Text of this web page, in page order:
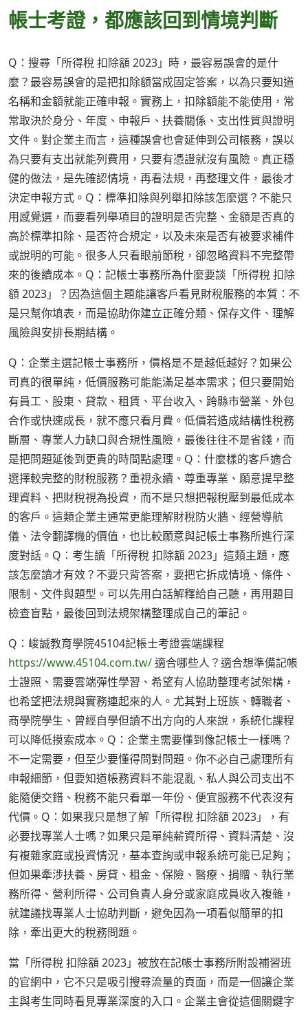
帳士考證，都應該回到情境判斷
Q：搜尋「所得稅 扣除額 2023」時，最容易誤會的是什
麼？最容易誤會的是把扣除額當成固定答案，以為只要知道
名稱和金額就能正確申報。實務上，扣除額能不能使用，常
常取決於身分、年度、申報戶、扶養關係、支出性質與證明
文件。對企業主而言，這種誤會也會延伸到公司帳務，誤以
為只要有支出就能列費用，只要有憑證就沒有風險。真正穩
健的做法，是先確認情境，再看法規，再整理文件，最後才
決定申報方式。Q：標準扣除與列舉扣除該怎麼選？不能只
用感覺選，而要看列舉項目的證明是否完整、金額是否真的
高於標準扣除、是否符合規定，以及未來是否有被要求補件
或說明的可能。很多人只看眼前節稅，卻忽略資料不完整帶
來的後續成本。Q：記帳士事務所為什麼要談「所得稅 扣除
額 2023」？因為這個主題能讓客戶看見財稅服務的本質：不
是只幫你填表，而是協助你建立正確分類、保存文件、理解
風險與安排長期結構。
Q：企業主選記帳士事務所，價格是不是越低越好？如果公
司真的很單純，低價服務可能能滿足基本需求；但只要開始
有員工、股東、貸款、租賃、平台收入、跨縣市營業、外包
合作或快速成長，就不應只看月費。低價若造成結構性稅務
斷層、專業人力缺口與合規性風險，最後往往不是省錢，而
是把問題延後到更貴的時間點處理。Q：什麼樣的客戶適合
選擇較完整的財稅服務？重視永續、尊重專業、願意提早整
理資料、把財稅視為投資，而不是只想把報稅壓到最低成本
的客戶。這類企業主通常更能理解財稅防火牆、經營導航
儀、法令翻譯機的價值，也比較願意與記帳士事務所進行深
度對話。Q：考生讀「所得稅 扣除額 2023」這類主題，應
該怎麼讀才有效？不要只背答案，要把它拆成情境、條件、
限制、文件與題型。可以先用白話解釋給自己聽，再用題目
檢查盲點，最後回到法規架構整理成自己的筆記。
Q：峻誠教育學院45104記帳士考證雲端課程
https://www.45104.com.tw/適合哪些人？適合想準備記帳
士證照、需要雲端彈性學習、希望有人協助整理考試架構，
也希望把法規與實務連起來的人。尤其對上班族、轉職者、
商學院學生、曾經自學但讀不出方向的人來說，系統化課程
可以降低摸索成本。Q：企業主需要懂到像記帳士一樣嗎？
不一定需要，但至少要懂得問對問題。你不必自己處理所有
申報細節，但要知道帳務資料不能混亂、私人與公司支出不
能隨便交錯、稅務不能只看單一年份、便宜服務不代表沒有
代價。Q：如果我只是想了解「所得稅 扣除額 2023」，有
必要找專業人士嗎？如果只是單純薪資所得、資料清楚、沒
有複雜家庭或投資情況，基本查詢或申報系統可能已足夠；
但如果牽涉扶養、房貸、租金、保險、醫療、捐贈、執行業
務所得、營利所得、公司負責人身分或家庭成員收入複雜，
就建議找專業人士協助判斷，避免因為一項看似簡單的扣
除，牽出更大的稅務問題。
當「所得稅 扣除額 2023」被放在記帳士事務所附設補習班
的官網中，它不只是吸引搜尋流量的頁面，而是一個讓企業
主與考生同時看見專業深度的入口。企業主會從這個關鍵字